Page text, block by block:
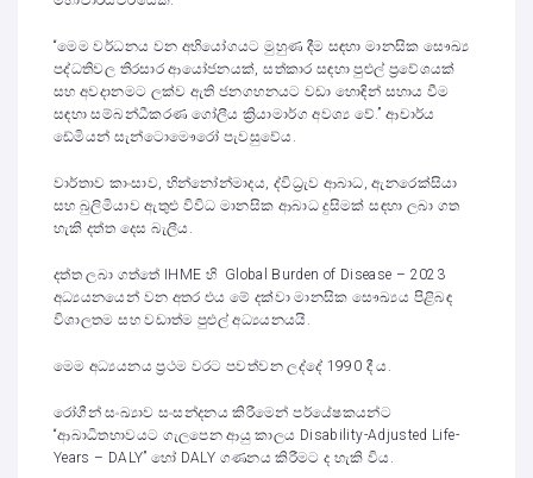
“මෙම වර්ධනය වන අභියෝගයට මුහුණ දීම සඳහා මානසික සෞඛ්‍ය
පද්ධතිවල තිරසාර ආයෝජනයක්, සත්කාර සඳහා පුළුල් ප්‍රවේශයක්
සහ අවදානමට ලක්ව ඇති ජනගහනයට වඩා හොඳින් සහාය වීම
සඳහා සම්බන්ධීකරණ ගෝලීය ක්‍රියාමාර්ග අවශ්‍ය වේ.” ආචාර්ය
ඩේමියන් සැන්ටොමෞරෝ පැවසුවේය.
වාර්තාව කාංසාව, භින්නෝන්මාදය, ද්විධ්‍රැව ආබාධ, ඇනරෙක්සියා
සහ බුලිමියාව ඇතුළු විවිධ මානසික ආබාධ දුසිමක් සඳහා ලබා ගත
හැකි දත්ත දෙස බැලීය.
දත්ත ලබා ගත්තේ IHME හි Global Burden of Disease – 2023
අධ්‍යයනයෙන් වන අතර එය මේ දක්වා මානසික සෞඛ්‍යය පිළිබඳ
විශාලතම සහ වඩාත්ම පුළුල් අධ්‍යයනයයි.
මෙම අධ්‍යයනය ප්‍රථම වරට පවත්වන ලද්දේ 1990 දී ය.
රෝගීන් සංඛ්‍යාව සංසන්දනය කිරීමෙන් පර්යේෂකයන්ට
“ආබාධිතභාවයට ගැලපෙන ආයු කාලය Disability-Adjusted Life-
Years – DALY” හෝ DALY ගණනය කිරීමට ද හැකි විය.